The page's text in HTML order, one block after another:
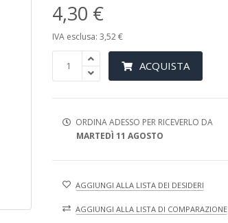
4,30 €
IVA esclusa: 3,52 €
ACQUISTA
ORDINA ADESSO PER RICEVERLO DA
MARTEDÌ 11 AGOSTO
AGGIUNGI ALLA LISTA DEI DESIDERI
AGGIUNGI ALLA LISTA DI COMPARAZIONE